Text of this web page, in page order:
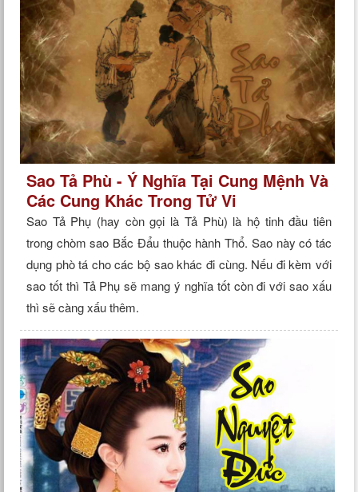
Sao Tả Phù - Ý Nghĩa Tại Cung Mệnh Và
Các Cung Khác Trong Tử Vi
Sao Tả Phụ (hay còn gọi là Tả Phù) là hộ tinh đầu tiên
trong chòm sao Bắc Đẩu thuộc hành Thổ. Sao này có tác
dụng phò tá cho các bộ sao khác đi cùng. Nếu đi kèm với
sao tốt thì Tả Phụ sẽ mang ý nghĩa tốt còn đi với sao xấu
thì sẽ càng xấu thêm.